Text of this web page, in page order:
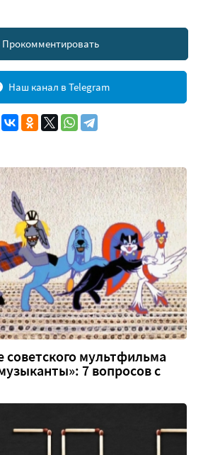
Прокомментировать
Наш канал в Telegram
советского мультфильма
7 вопросов с